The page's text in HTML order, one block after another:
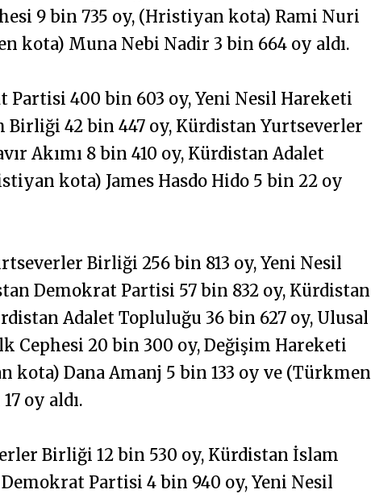
9 bin 735 oy, (Hristiyan kota) Rami Nuri
kota) Muna Nebi Nadir 3 bin 664 oy aldı.
Partisi 400 bin 603 oy, Yeni Nesil Hareketi
Birliği 42 bin 447 oy, Kürdistan Yurtseverler
Akımı 8 bin 410 oy, Kürdistan Adalet
kota) James Hasdo Hido 5 bin 22 oy
Birliği 256 bin 813 oy, Yeni Nesil
Demokrat Partisi 57 bin 832 oy, Kürdistan
Adalet Topluluğu 36 bin 627 oy, Ulusal
Cephesi 20 bin 300 oy, Değişim Hareketi
kota) Dana Amanj 5 bin 133 oy ve (Türkmen
oy aldı.
Birliği 12 bin 530 oy, Kürdistan İslam
Partisi 4 bin 940 oy, Yeni Nesil